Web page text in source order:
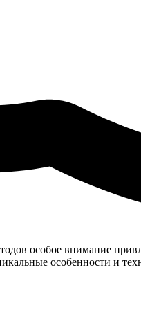
особое внимание
особенности и